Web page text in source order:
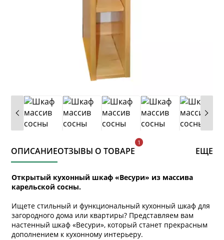
ОПИСАНИЕОТЗЫВЫ О ТОВАРЕ ЕЩЕ
Открытый кухонный шкаф «Весури» из массива
карельской сосны.
Ищете стильный и функциональный кухонный шкаф для
загородного дома или квартиры? Представляем вам
настенный шкаф «Весури», который станет прекрасным
дополнением к кухонному интерьеру.